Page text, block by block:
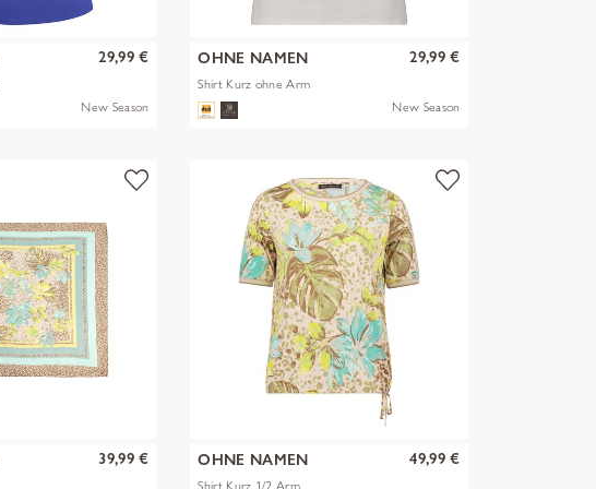
29,99 €
New Season
OHNE NAMEN
Shirt Kurz ohne Arm
29,99 €
New Season
39,99 € OHNE NAMEN
Shirt Kurz 1/2 Arm
49,99 €